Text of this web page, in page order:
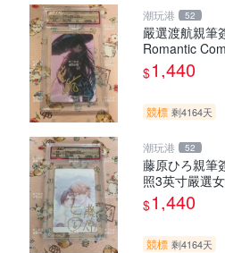
潮玩港 52
嚴選渡航親筆
Romantic
青春戀愛物語
$1,440
競標 剩4164天
潮玩港 52
藤原ひろ親筆
照3英寸嚴選
人 簽名照 女仆
$1,440
競標 剩4164天